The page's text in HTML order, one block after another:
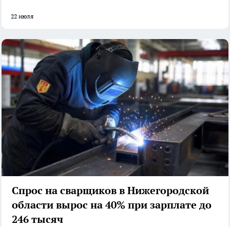
22 июля
Спрос на сварщиков в Нижегородской
области вырос на 40% при зарплате до
246 тысяч